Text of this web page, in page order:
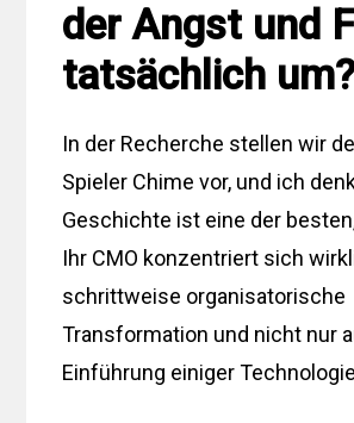
der Angst und
tatsächlich
In der Recherche stellen wir
Spieler Chime vor, und ich
Geschichte ist eine der
Ihr CMO konzentriert sich
schrittweise organisatorische
Transformation und nicht nur
Einführung einiger